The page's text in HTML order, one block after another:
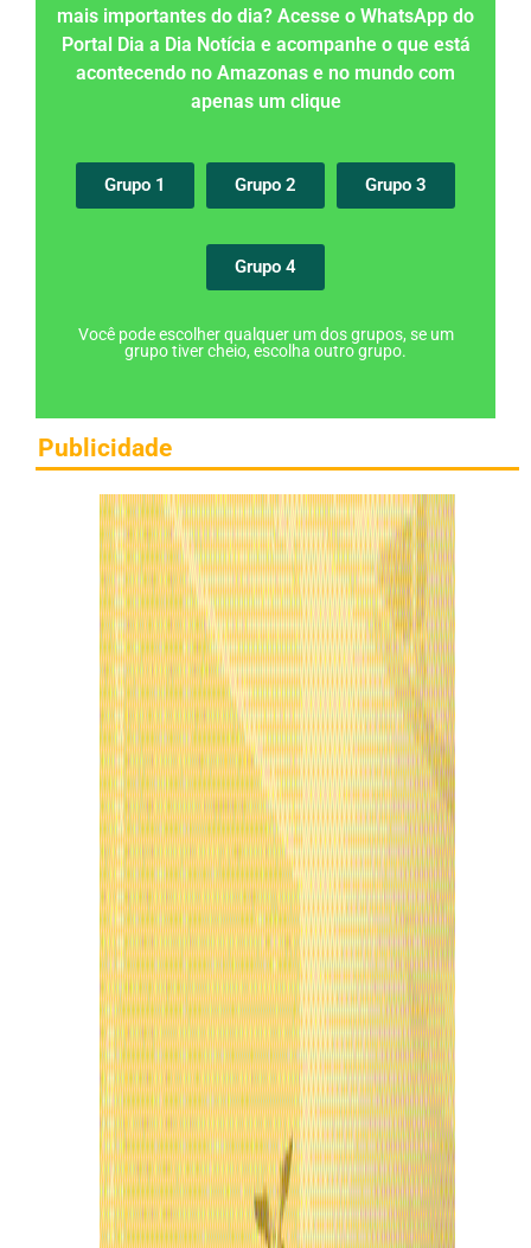
mais importantes do dia? Acesse o WhatsApp do
Portal Dia a Dia Notícia e acompanhe o que está
acontecendo no Amazonas e no mundo com
apenas um clique
Grupo 1 Grupo 2 Grupo 3
Grupo 4
Você pode escolher qualquer um dos grupos, se um
grupo tiver cheio, escolha outro grupo.
Publicidade